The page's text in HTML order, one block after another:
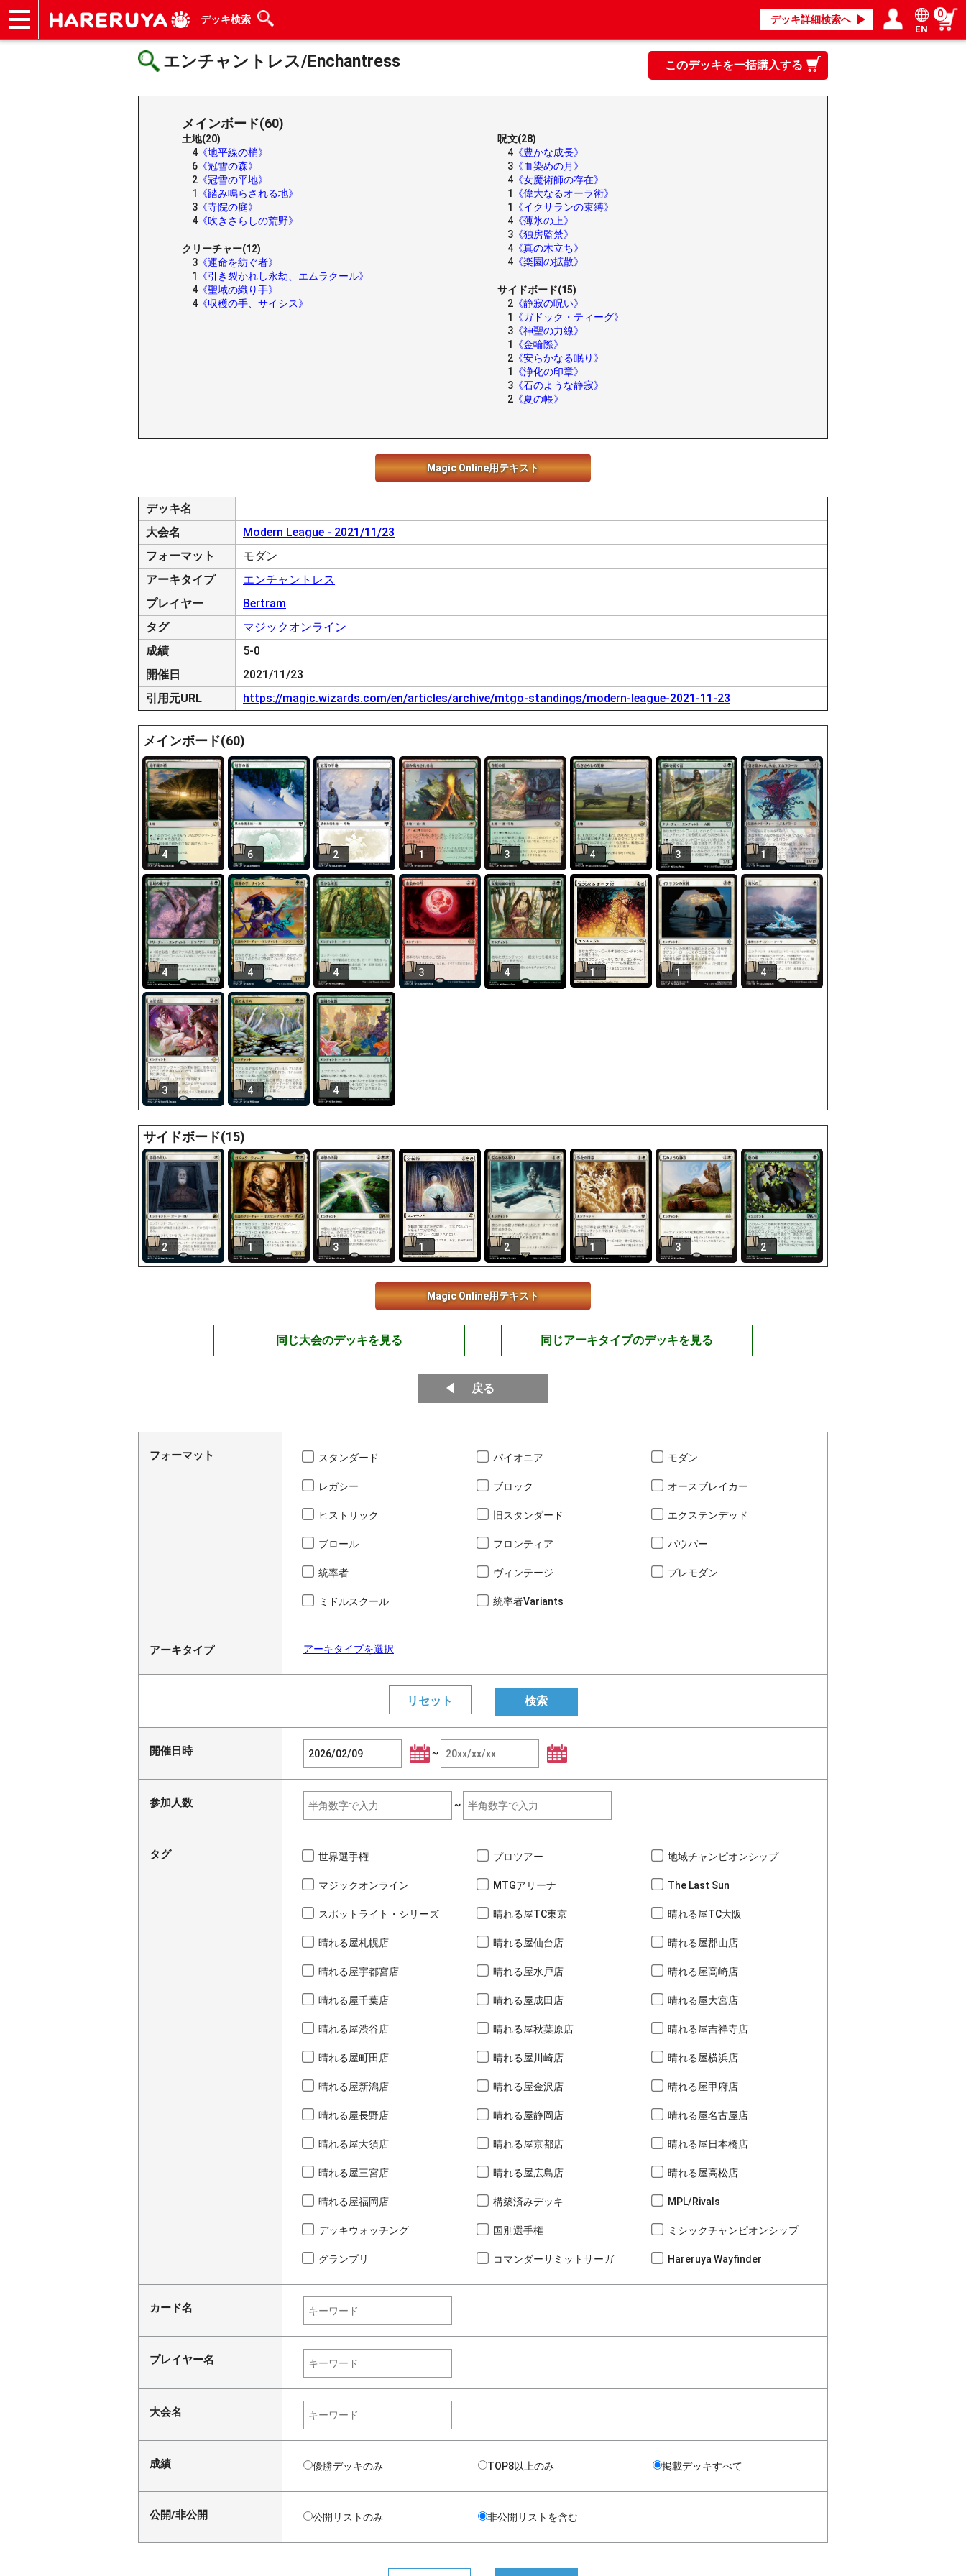
デッキ検索 デッキ詳細検索へ
ログイン／会員登録
マイページ
EN
0
エンチャントレス/Enchantress このデッキを一括購入する
メインボード(60)
土地(20)
4 《地平線の梢》
6 《冠雪の森》
2 《冠雪の平地》
1
《踏み鳴らされる地》
3 《寺院の庭》
4 《吹きさらしの荒野》
クリーチャー(12)
3 《運命を紡ぐ者》
1
《引き裂かれし永劫、エムラクール》
4 《聖域の織り手》
4 《収穫の手、サイシス》
呪文(28)
4 《豊かな成長》
3 《血染めの月》
4 《女魔術師の存在》
1
《偉大なるオーラ術》
1
《イクサランの束縛》
4 《薄氷の上》
3 《独房監禁》
4 《真の木立ち》
4 《楽園の拡散》
サイドボード(15)
2 《静寂の呪い》
1
《ガドック・ティーグ》
3 《神聖の力線》
1
《金輪際》
2 《安らかなる眠り》
1
《浄化の印章》
3 《石のような静寂》
2 《夏の帳》
Magic Online用テキスト
デッキ名
大会名
Modern League - 2021/11/23
フォーマット
モダン
アーキタイプ
エンチャントレス
プレイヤー
Bertram
タグ
マジックオンライン
成績
5-0
開催日
2021/11/23
引用元URL
https://magic.wizards.com/en/articles/archive/mtgo-standings/modern-league-2021-11-23
メインボード(60)
4 6 2 1 3 4 3 1
4 4 4 3 4 1 1 4
3 4 4
サイドボード(15)
2 1 3 1 2 1 3 2
Magic Online用テキスト
同じ大会のデッキを見る 同じアーキタイプのデッキを見る
戻る
フォーマット スタンダード パイオニア モダン
レガシー ブロック オースブレイカー
ヒストリック 旧スタンダード エクステンデッド
ブロール フロンティア パウパー
統率者 ヴィンテージ プレモダン
ミドルスクール 統率者Variants
アーキタイプ アーキタイプを選択
開催日時 ~
参加人数 ~
タグ 世界選手権 プロツアー 地域チャンピオンシップ
マジックオンライン MTGアリーナ The Last Sun
スポットライト・シリーズ 晴れる屋TC東京 晴れる屋TC大阪
晴れる屋札幌店 晴れる屋仙台店 晴れる屋郡山店
晴れる屋宇都宮店 晴れる屋水戸店 晴れる屋高崎店
晴れる屋千葉店 晴れる屋成田店 晴れる屋大宮店
晴れる屋渋谷店 晴れる屋秋葉原店 晴れる屋吉祥寺店
晴れる屋町田店 晴れる屋川崎店 晴れる屋横浜店
晴れる屋新潟店 晴れる屋金沢店 晴れる屋甲府店
晴れる屋長野店 晴れる屋静岡店 晴れる屋名古屋店
晴れる屋大須店 晴れる屋京都店 晴れる屋日本橋店
晴れる屋三宮店 晴れる屋広島店 晴れる屋高松店
晴れる屋福岡店 構築済みデッキ MPL/Rivals
デッキウォッチング 国別選手権 ミシックチャンピオンシップ
グランプリ コマンダーサミットサーガ Hareruya Wayfinder
カード名
プレイヤー名
大会名
成績 優勝デッキのみ TOP8以上のみ 掲載デッキすべて
公開/非公開 公開リストのみ 非公開リストを含む